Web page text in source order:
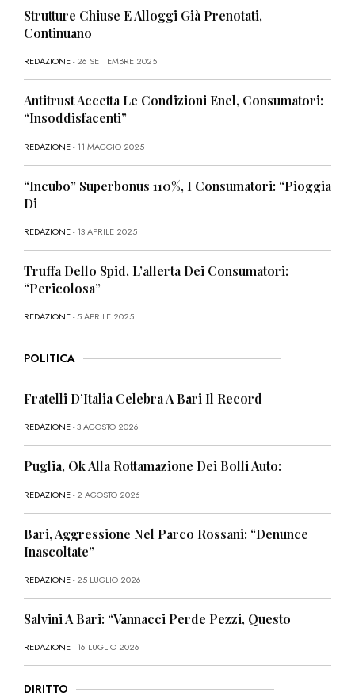
Strutture Chiuse E Alloggi Già Prenotati,
Continuano
REDAZIONE- 26 SETTEMBRE 2025
Antitrust Accetta Le Condizioni Enel, Consumatori:
“Insoddisfacenti”
REDAZIONE- 11 MAGGIO 2025
“Incubo” Superbonus 110%, I Consumatori: “Pioggia
Di
REDAZIONE- 13 APRILE 2025
Truffa Dello Spid, L’allerta Dei Consumatori:
“Pericolosa”
REDAZIONE- 5 APRILE 2025
POLITICA
Fratelli D’Italia Celebra A Bari Il Record
REDAZIONE- 3 AGOSTO 2026
Puglia, Ok Alla Rottamazione Dei Bolli Auto:
REDAZIONE- 2 AGOSTO 2026
Bari, Aggressione Nel Parco Rossani: “Denunce
Inascoltate”
REDAZIONE- 25 LUGLIO 2026
Salvini A Bari: “Vannacci Perde Pezzi, Questo
REDAZIONE- 16 LUGLIO 2026
DIRITTO